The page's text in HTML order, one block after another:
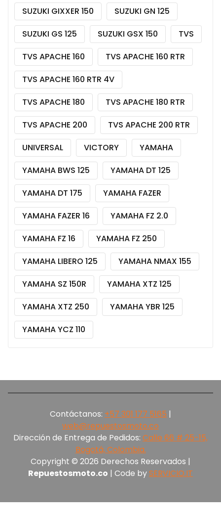
SUZUKI GIXXER 150
SUZUKI GN 125
SUZUKI GS 125
SUZUKI GSX 150
TVS
TVS APACHE 160
TVS APACHE 160 RTR
TVS APACHE 160 RTR 4V
TVS APACHE 180
TVS APACHE 180 RTR
TVS APACHE 200
TVS APACHE 200 RTR
UNIVERSAL
VICTORY
YAMAHA
YAMAHA BWS 125
YAMAHA DT 125
YAMAHA DT 175
YAMAHA FAZER
YAMAHA FAZER 16
YAMAHA FZ 2.0
YAMAHA FZ 16
YAMAHA FZ 250
YAMAHA LIBERO 125
YAMAHA NMAX 155
YAMAHA SZ 150R
YAMAHA XTZ 125
YAMAHA XTZ 250
YAMAHA YBR 125
YAMAHA YCZ 110
Contáctanos: +57 301 177 5165‬ |
web@repuestosmoto.co
Dirección de Entrega de Pedidos: Calle 66 # 25-15,
Bogotá, Colombia.
Copyright © 2026 Derechos Reservados |
Repuestosmoto.co | Code bySERVICIO.IT